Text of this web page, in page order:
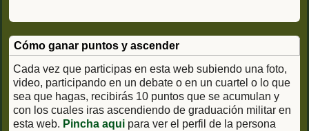
Cómo ganar puntos y ascender
Cada vez que participas en esta web subiendo una foto,
video, participando en un debate o en un cuartel o lo que
sea que hagas, recibirás 10 puntos que se acumulan y
con los cuales iras ascendiendo de graduación militar en
esta web. Pincha aqui para ver el perfil de la persona